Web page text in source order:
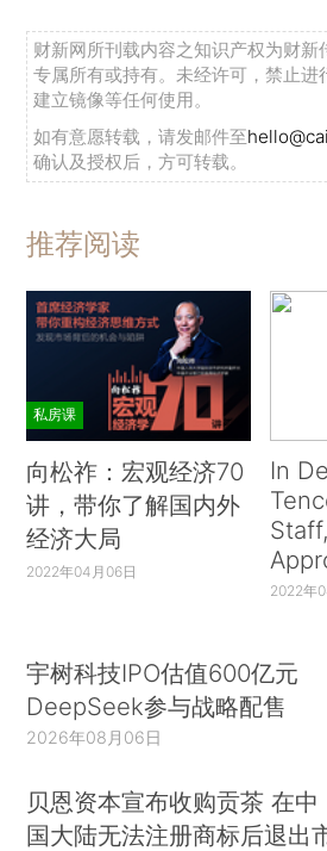
财新网所刊载内容之知识产权为财新
专属所有或持有。未经许可，禁止进
建立镜像等任何使用。
如有意愿转载，请发邮件至
确认及授权后，方可转载。
推荐阅读
私房课
向松祚：宏观经济70
讲，带你了解国内外
经济大局
2022年04月06日
In
2022年
宇树科技IPO估值600亿元
DeepSeek参与战略配售
2026年08月06日
贝恩资本宣布收购贡茶 在中
国大陆无法注册商标后退出